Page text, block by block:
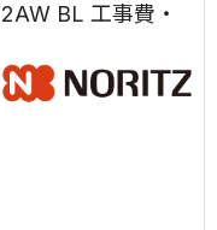
BL 工事費・